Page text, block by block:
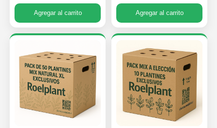
Agregar al carrito Agregar al carrito